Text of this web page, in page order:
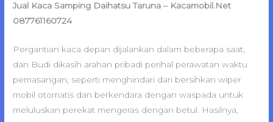
Jual Kaca Samping Daihatsu Taruna – Kacamobil.Net
087761160724
Pergantian kaca depan dijalankan dalam beberapa saat,
dan Budi dikasih arahan pribadi perihal perawatan waktu
pemasangan, seperti menghindari dari bersihkan wiper
mobil otomatis dan berkendara dengan waspada untuk
meluluskan perekat mengeras dengan betul. Hasilnya,